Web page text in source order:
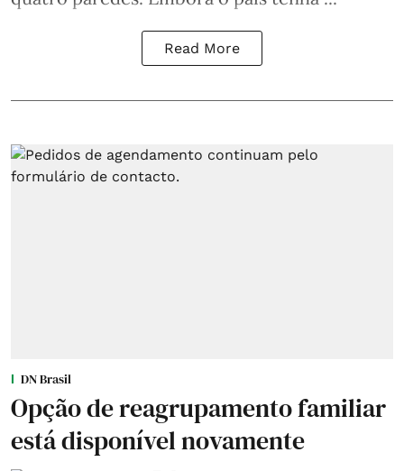
Read More
DN Brasil
Opção de reagrupamento familiar
está disponível novamente